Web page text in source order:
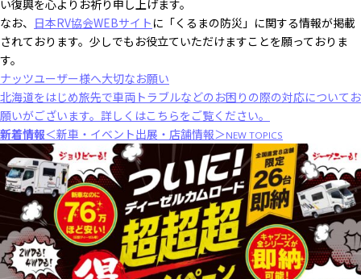
い復興を心よりお祈り申し上げます。
なお、 日本RV協会WEBサイト に「くるまの防災」に関する情報が掲載
されております。少しでもお役立ていただけますことを願っておりま
す。
ナッツユーザー様へ大切なお願い
北海道をはじめ旅先で車両トラブルなどのお困りの際の対応についてお
願いがございます。 詳しくはこちらをご覧ください。
新着情報＜新車・イベント出展・店舗情報＞NEW TOPICS